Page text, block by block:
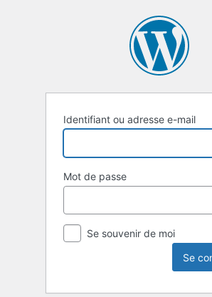
Identifiant ou adresse e-mail
Mot de passe
Se souvenir de moi